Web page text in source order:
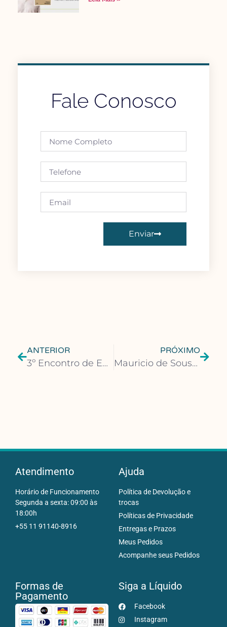
Fale Conosco
Enviar
ANTERIOR
3º Encontro de Editores, Livreiros, Distribuidores e Gráficos terá participação presencial de Videl Bar-Kar
PRÓXIMO
Mauricio de Sousa é homenageado no Prêmio Bruno Covas
Atendimento
Horário de Funcionamento
Segunda a sexta: 09:00 às
18:00h
+55 11 91140-8916
Ajuda
Política de Devolução e
trocas
Políticas de Privacidade
Entregas e Prazos
Meus Pedidos
Acompanhe seus Pedidos
Formas de
Pagamento
Siga a Líquido
Facebook
Instagram